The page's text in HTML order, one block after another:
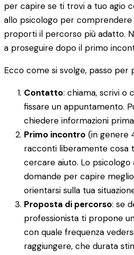
per capire se ti trovi a tuo agio
allo psicologo per comprendere
proporti il percorso più adatto.
a proseguire dopo il primo
Ecco come si svolge, passo per
Contatto: chiama, scrivi o
fissare un appuntamento.
chiedere informazioni
Primo incontro (in genere
racconti liberamente cosa
cercare aiuto. Lo psicologo
domande per capire
orientarsi sulla tua
Proposta di percorso: se
professionista ti propone
con quale frequenza
raggiungere, che durata